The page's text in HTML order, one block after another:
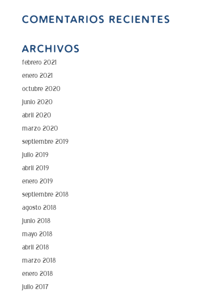
COMENTARIOS RECIENTES
ARCHIVOS
febrero 2021
enero 2021
octubre 2020
junio 2020
abril 2020
marzo 2020
septiembre 2019
julio 2019
abril 2019
enero 2019
septiembre 2018
agosto 2018
junio 2018
mayo 2018
abril 2018
marzo 2018
enero 2018
julio 2017